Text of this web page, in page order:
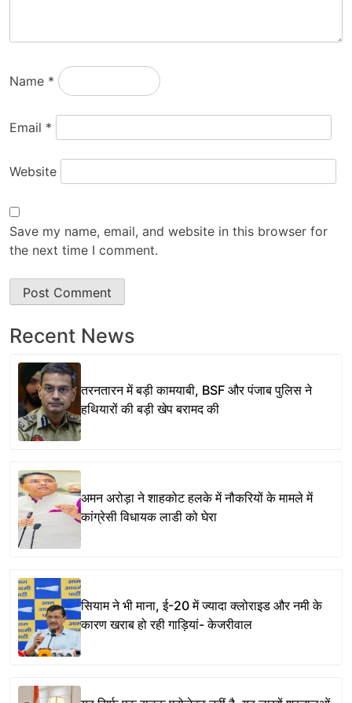
Name *
Email *
Website
Save my name, email, and website in this browser for
the next time I comment.
Recent News
तरनतारन में बड़ी कामयाबी, BSF और पंजाब पुलिस ने
हथियारों की बड़ी खेप बरामद की
अमन अरोड़ा ने शाहकोट हलके में नौकरियों के मामले में
कांग्रेसी विधायक लाडी को घेरा
सियाम ने भी माना, ई-20 में ज्यादा क्लोराइड और नमी के
कारण खराब हो रही गाड़ियां- केजरीवाल